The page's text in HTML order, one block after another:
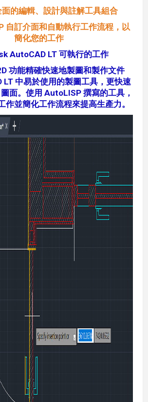
的編輯、設計與註解工具組合
自訂介面和自動執行工作流程，以
簡化您的工作
AutoCAD LT 可執行的工作
功能精確快速地製圖和製作文件
LT 中易於使用的製圖工具，更快速
面。使用 AutoLISP 撰寫的工具，
作並簡化工作流程來提高生產力。